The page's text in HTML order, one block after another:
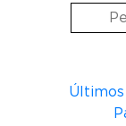
por:
Últimos